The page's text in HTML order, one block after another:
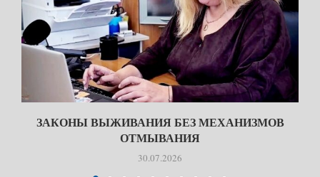
ЗАКОНЫ ВЫЖИВАНИЯ БЕЗ МЕХАНИЗМОВ
ОТМЫВАНИЯ
30.07.2026